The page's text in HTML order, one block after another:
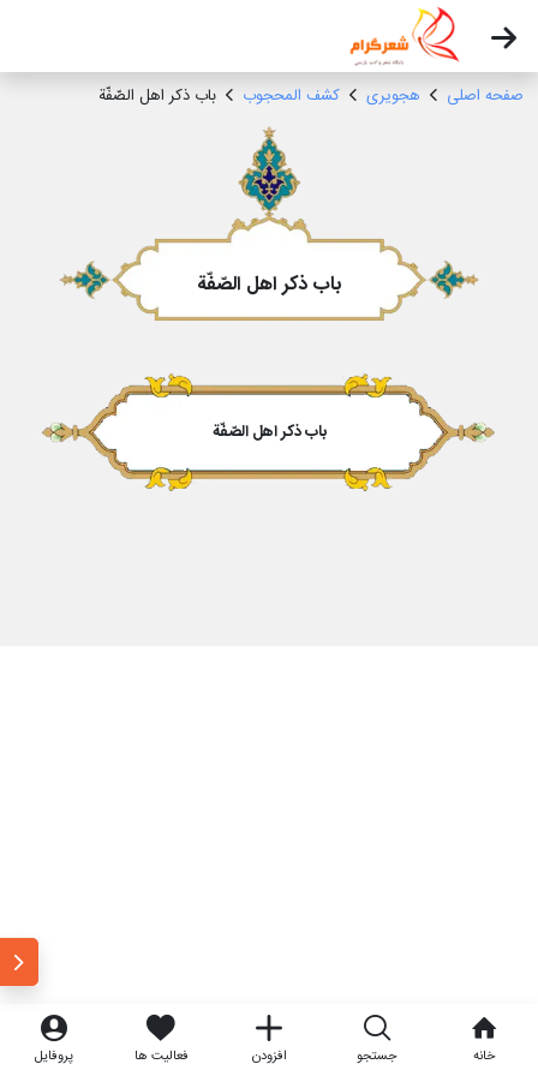
صفحه اصلی هجویری کشف المحجوب باب ذکر اهل الصّفّة
باب ذکر اهل الصّفّة
باب ذکر اهل الصّفّة
خانه جستجو افزودن فعالیت ها پروفایل